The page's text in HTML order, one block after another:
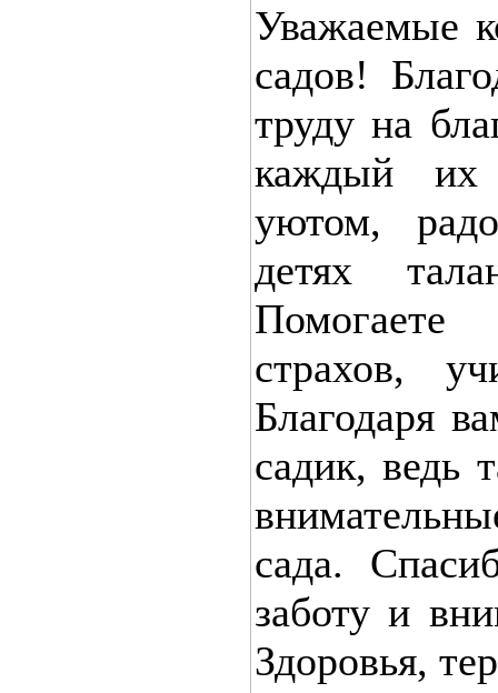
Уважаемые
садов!
труду на
каждый их
уютом,
детях
страхов,
Благодаря
садик, ведь
сада.
заботу и
Здоровья,